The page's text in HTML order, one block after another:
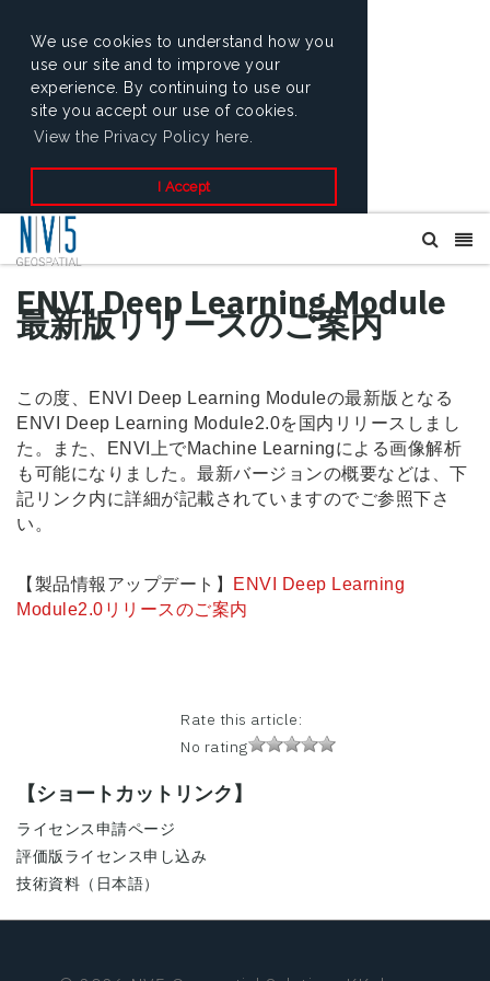
We use cookies to understand how you
use our site and to improve your
experience. By continuing to use our
site you accept our use of cookies.
View the Privacy Policy here.
I Accept
ENVI Deep Learning Module
最新版リリースのご案内
この度、ENVI Deep Learning Moduleの最新版となる
ENVI Deep Learning Module2.0を国内リリースしまし
た。また、ENVI上でMachine Learningによる画像解析
も可能になりました。最新バージョンの概要などは、下
記リンク内に詳細が記載されていますのでご参照下さ
い。
【製品情報アップデート】
ENVI Deep Learning
Module2.0リリースのご案内
Rate this article:
No rating
【ショートカットリンク】
ライセンス申請ページ
評価版ライセンス申し込み
技術資料（日本語）